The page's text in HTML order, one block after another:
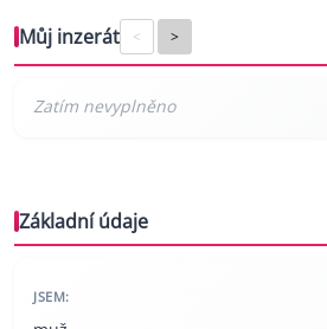
Můj inzerát < >
Základní údaje
JSEM: